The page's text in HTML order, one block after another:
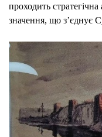
проходить
значення, що з’єднує